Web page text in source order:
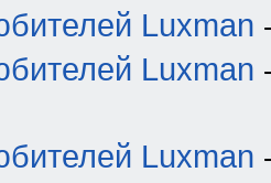
Luxman
Luxman
Luxman